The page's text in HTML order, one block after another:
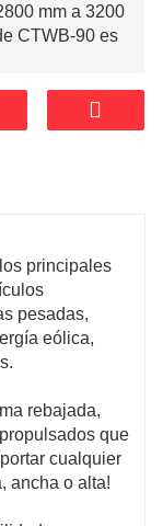
mm a 3200
CTWB-90 es
principales
pesadas,
eólica,
rebajada,
​​que
cualquier
ancha o alta!